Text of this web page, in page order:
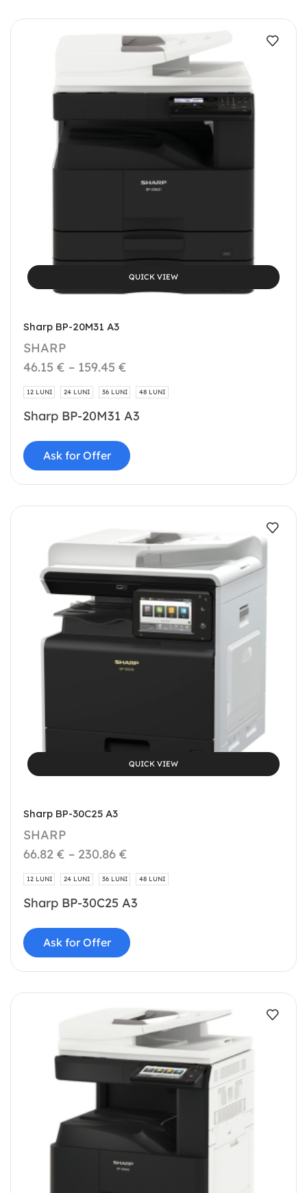
QUICK VIEW
Sharp BP-20M31 A3
SHARP
46.15 € – 159.45 €
12 LUNI 24 LUNI 36 LUNI 48 LUNI
Sharp BP-20M31 A3
Ask for Offer
QUICK VIEW
Sharp BP-30C25 A3
SHARP
66.82 € – 230.86 €
12 LUNI 24 LUNI 36 LUNI 48 LUNI
Sharp BP-30C25 A3
Ask for Offer